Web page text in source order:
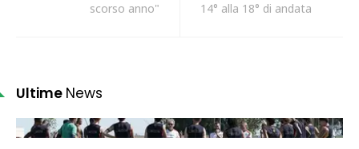
scorso anno"
14° alla 18° di andata
Ultime News